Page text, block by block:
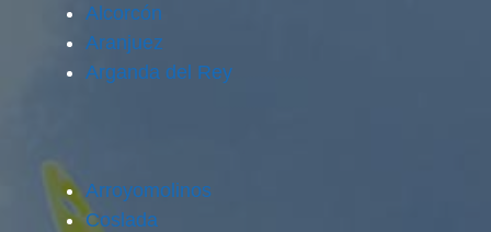
Alcorcón
Aranjuez
Arganda del Rey
Arroyomolinos
Coslada